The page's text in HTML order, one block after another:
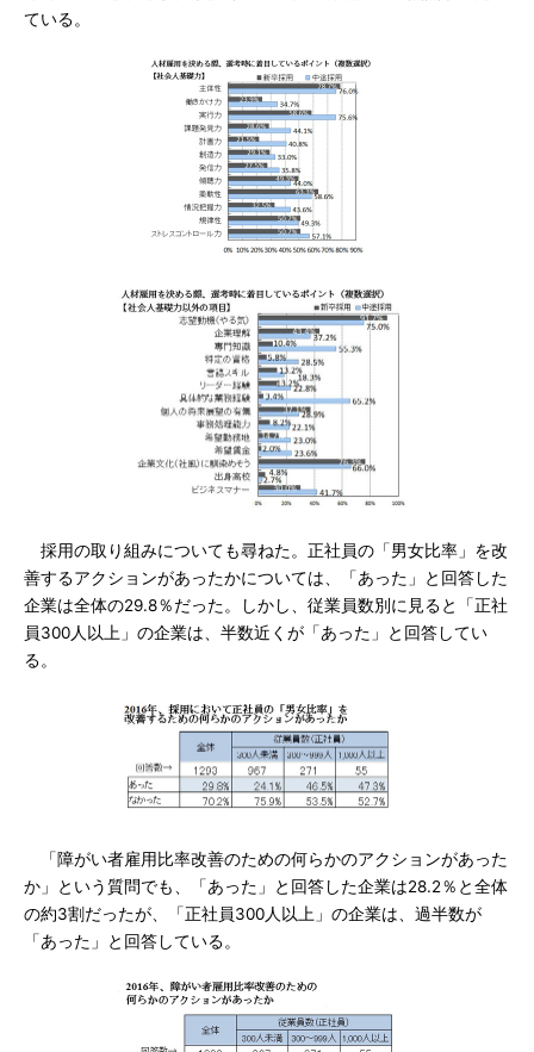
ている。
採用の取り組みについても尋ねた。正社員の「男女比率」を改
善するアクションがあったかについては、「あった」と回答した
企業は全体の29.8％だった。しかし、従業員数別に見ると「正社
員300人以上」の企業は、半数近くが「あった」と回答してい
る。
「障がい者雇用比率改善のための何らかのアクションがあった
か」という質問でも、「あった」と回答した企業は28.2％と全体
の約3割だったが、「正社員300人以上」の企業は、過半数が
「あった」と回答している。